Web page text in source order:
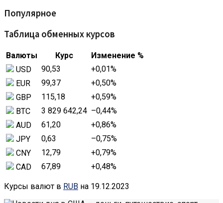
Популярное
Таблица обменных курсов
Валюты Курс
Изменение %
USD
90,53 +0,01%
EUR
99,37 +0,50%
GBP
115,18 +0,59%
BTC
3 829 642,24 –0,44%
AUD
61,20 +0,86%
JPY
0,63 –0,75%
CNY
12,79 +0,79%
CAD
67,89 +0,48%
Курсы валют в RUB на 19.12.2023